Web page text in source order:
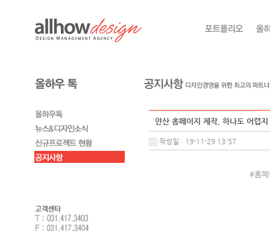
안산 홈페이지 제작, 하나도 어렵
작성일 : 19-11-29 13:57
#홈